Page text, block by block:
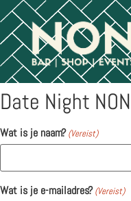
Date Night
Wat is je naam? (Vereist)
Wat is je e-mailadres? (Vereist)